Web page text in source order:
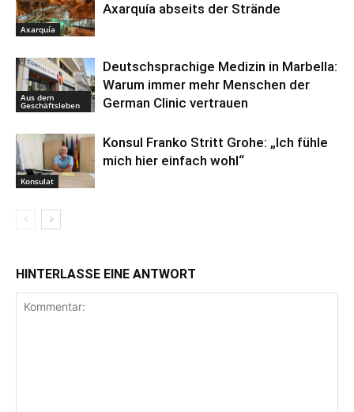
Axarquía
Axarquía abseits der Strände
Aus dem
Geschäftsleben
Deutschsprachige Medizin in Marbella:
Warum immer mehr Menschen der
German Clinic vertrauen
Konsulat
Konsul Franko Stritt Grohe: „Ich fühle
mich hier einfach wohl“
HINTERLASSE EINE ANTWORT